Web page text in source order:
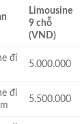
Limousine
9 chỗ
(VND)
đi
5.000.000
đi
5.500.000